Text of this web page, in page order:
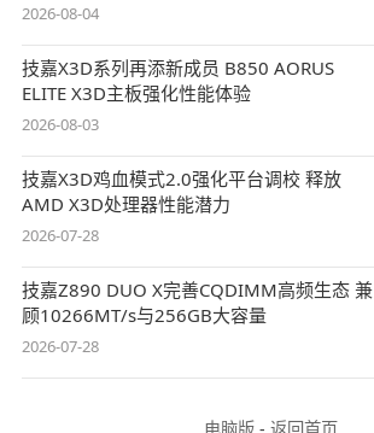
2026-08-04
技嘉X3D系列再添新成员 B850 AORUS
ELITE X3D主板强化性能体验
2026-08-03
技嘉X3D鸡血模式2.0强化平台调校 释放
AMD X3D处理器性能潜力
2026-07-28
技嘉Z890 DUO X完善CQDIMM高频生态 兼
顾10266MT/s与256GB大容量
2026-07-28